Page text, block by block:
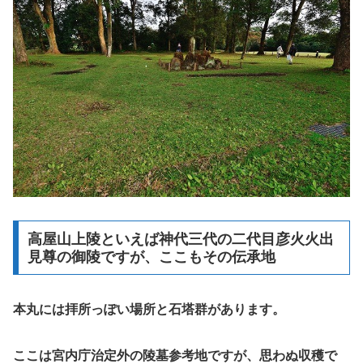
高屋山上陵といえば神代三代の二代目彦火火出
見尊の御陵ですが、ここもその伝承地
本丸には拝所っぽい場所と石塔群があります。
ここは宮内庁治定外の陵墓参考地ですが、思わぬ収穫で